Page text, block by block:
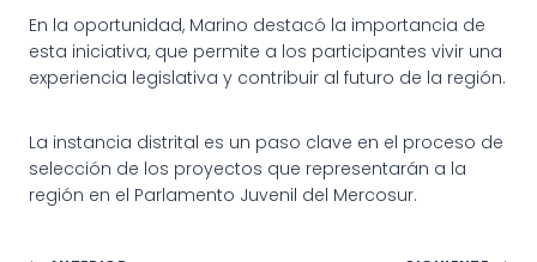
En la oportunidad, Marino destacó la importancia de
esta iniciativa, que permite a los participantes vivir una
experiencia legislativa y contribuir al futuro de la región.
La instancia distrital es un paso clave en el proceso de
selección de los proyectos que representarán a la
región en el Parlamento Juvenil del Mercosur.